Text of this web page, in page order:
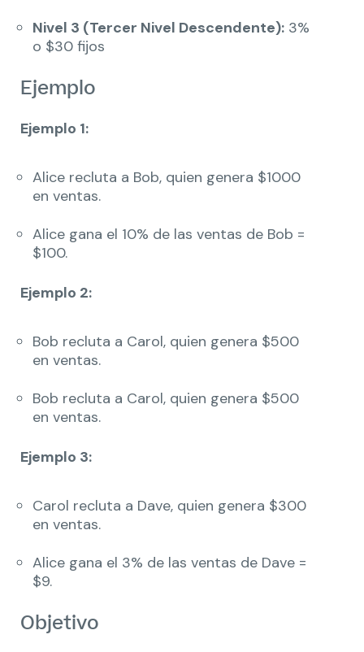
Nivel 3 (Tercer Nivel Descendente): 3%
o $30 fijos
Ejemplo
Ejemplo 1:
Alice recluta a Bob, quien genera $1000
en ventas.
Alice gana el 10% de las ventas de Bob =
$100.
Ejemplo 2:
Bob recluta a Carol, quien genera $500
en ventas.
Bob recluta a Carol, quien genera $500
en ventas.
Ejemplo 3:
Carol recluta a Dave, quien genera $300
en ventas.
Alice gana el 3% de las ventas de Dave =
$9.
Objetivo